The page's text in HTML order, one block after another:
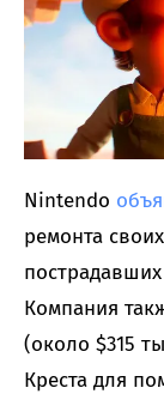
Nintendo
ремонта
Компания
(около $315
Креста для